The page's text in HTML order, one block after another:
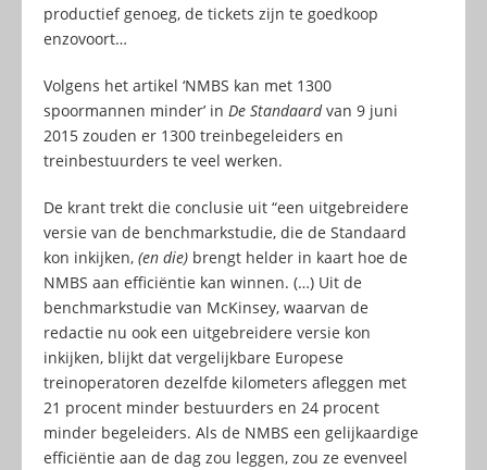
productief genoeg, de tickets zijn te goedkoop
enzovoort…
Volgens het artikel ‘NMBS kan met 1300
spoormannen minder’ in De Standaardvan 9 juni
2015 zouden er 1300 treinbegeleiders en
treinbestuurders te veel werken.
De krant trekt die conclusie uit “een uitgebreidere
versie van de benchmarkstudie, die de Standaard
kon inkijken, (en die) brengt helder in kaart hoe de
NMBS aan efficiëntie kan winnen. (…) Uit de
benchmarkstudie van McKinsey, waarvan de
redactie nu ook een uitgebreidere versie kon
inkijken, blijkt dat vergelijkbare Europese
treinoperatoren dezelfde kilometers afleggen met
21 procent minder bestuurders en 24 procent
minder begeleiders. Als de NMBS een gelijkaardige
efficiëntie aan de dag zou leggen, zou ze evenveel